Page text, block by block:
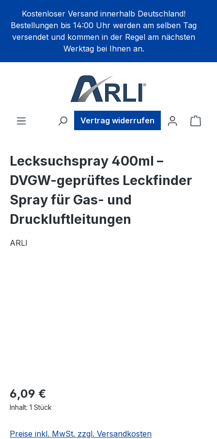
springen
Kostenloser Versand innerhalb Deutschland!
Bestellungen bis 14:00 Uhr werden am selben Tag
versendet und kommen in der Regel am nächsten
Werktag bei Ihnen an.
Vertrag widerrufen
Lecksuchspray 400ml –
DVGW-geprüftes Leckfinder
Spray für Gas- und
Druckluftleitungen
ARLI
6,09 €
Inhalt: 1 Stück
Preise inkl. MwSt. zzgl. Versandkosten